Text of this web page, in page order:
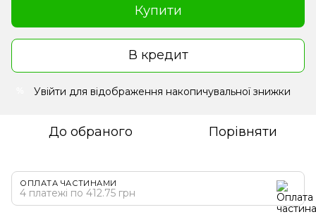
Купити
В кредит
Увійти для відображення накопичувальної знижки
До обраного Порівняти
ОПЛАТА ЧАСТИНАМИ
4 платежі по 412.75 грн